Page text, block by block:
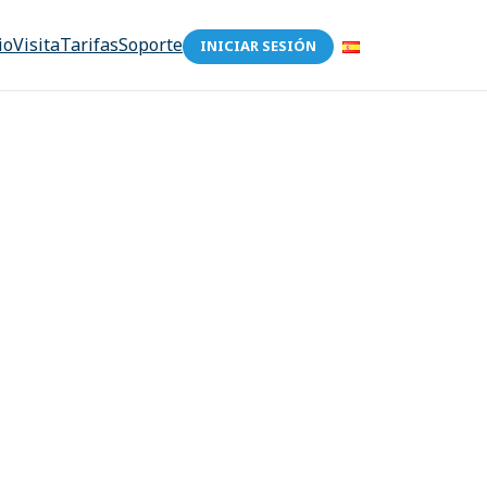
VisitaTarifasSoporte INICIAR SESIÓN